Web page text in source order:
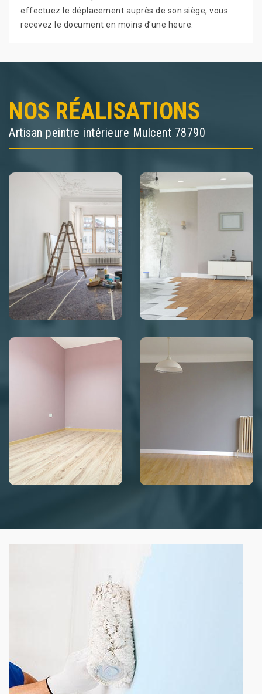
effectuez le déplacement auprès de son siège, vous
recevez le document en moins d’une heure.
NOS RÉALISATIONS
Artisan peintre intérieure Mulcent 78790